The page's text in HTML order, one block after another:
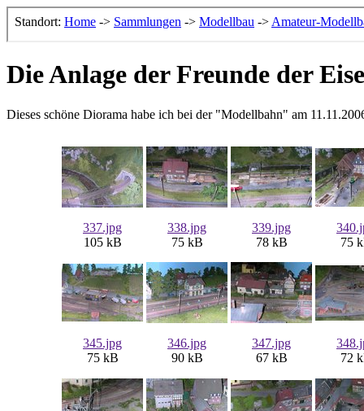
Die Anlage der Freunde der
Dieses schöne Diorama habe ich bei der "Modellbahn" am
337.jpg
105 kB
338.jpg
75 kB
339.jpg
78 kB
75
345.jpg
75 kB
346.jpg
90 kB
347.jpg
67 kB
72